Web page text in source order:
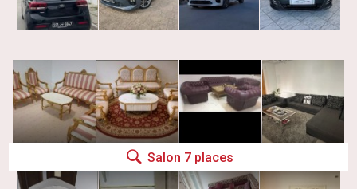
Salon 7 places